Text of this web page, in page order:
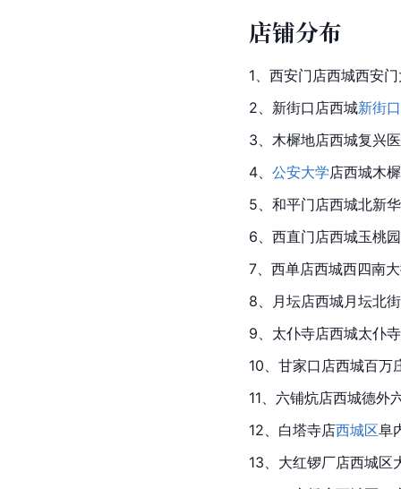
店铺分布
1、 西安门店西城西安
2、 新街口 店西城新街
3、木樨地店西城复兴
4、 公安大学店西城木
5、和平门店西城北新
6、西直门店西城玉桃
7、西单店西城西四南
8、月坛店西城月坛北街
9、太仆寺店西城太仆
10、 甘家口 店西城百万
11、六铺炕店西城德外
12、白塔寺店西城区阜
13、大红锣厂店西城区